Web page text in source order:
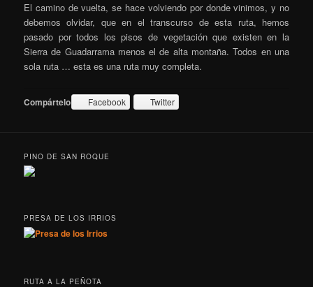
El camino de vuelta, se hace volviendo por donde vinimos, y no
debemos olvidar, que en el transcurso de esta ruta, hemos
pasado por todos los pisos de vegetación que existen en la
Sierra de Guadarrama menos el de alta montaña. Todos en una
sola ruta … esta es una ruta muy completa.
Compártelo: Facebook Twitter
PINO DE SAN ROQUE
PRESA DE LOS IRRIOS
RUTA A LA PEÑOTA